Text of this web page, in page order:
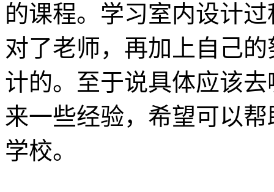
的课程。学习室内设计
对了老师，再加上自己
计的。至于说具体应该
来一些经验，希望可以
学校。